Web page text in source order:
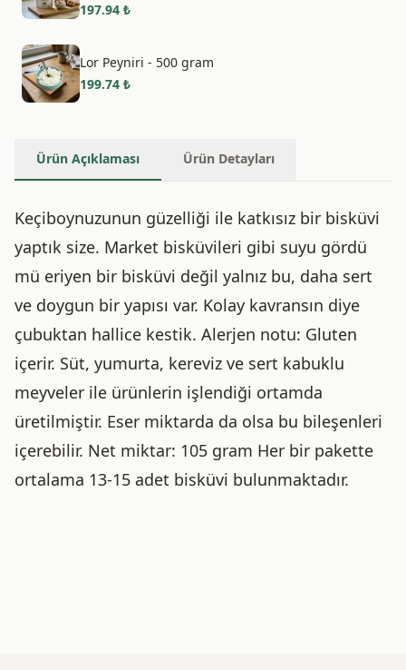
197.94 ₺
Lor Peyniri - 500 gram
199.74 ₺
Ürün Açıklaması Ürün Detayları
Keçiboynuzunun güzelliği ile katkısız bir bisküvi
yaptık size. Market bisküvileri gibi suyu gördü
mü eriyen bir bisküvi değil yalnız bu, daha sert
ve doygun bir yapısı var. Kolay kavransın diye
çubuktan hallice kestik. Alerjen notu: Gluten
içerir. Süt, yumurta, kereviz ve sert kabuklu
meyveler ile ürünlerin işlendiği ortamda
üretilmiştir. Eser miktarda da olsa bu bileşenleri
içerebilir. Net miktar: 105 gram Her bir pakette
ortalama 13-15 adet bisküvi bulunmaktadır.